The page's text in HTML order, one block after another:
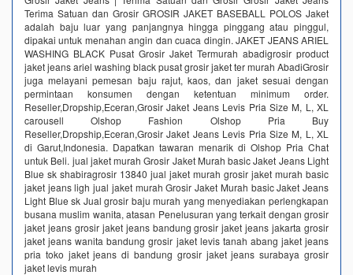
Terima Satuan dan Grosir GROSIR JAKET BASEBALL POLOS Jaket
adalah baju luar yang panjangnya hingga pinggang atau pinggul,
dipakai untuk menahan angin dan cuaca dingin. JAKET JEANS ARIEL
WASHING BLACK Pusat Grosir Jaket Termurah abadigrosir product
jaket jeans ariel washing black pusat grosir jaket ter murah AbadiGrosir
juga melayani pemesan baju rajut, kaos, dan jaket sesuai dengan
permintaan konsumen dengan ketentuan minimum order.
Reseller,Dropship,Eceran,Grosir Jaket Jeans Levis Pria Size M, L, XL
carousell Olshop Fashion Olshop Pria Buy
Reseller,Dropship,Eceran,Grosir Jaket Jeans Levis Pria Size M, L, XL
di Garut,Indonesia. Dapatkan tawaran menarik di Olshop Pria Chat
untuk Beli. jual jaket murah Grosir Jaket Murah basic Jaket Jeans Light
Blue sk shabiragrosir 13840 jual jaket murah grosir jaket murah basic
jaket jeans ligh jual jaket murah Grosir Jaket Murah basic Jaket Jeans
Light Blue sk Jual grosir baju murah yang menyediakan perlengkapan
busana muslim wanita, atasan Penelusuran yang terkait dengan grosir
jaket jeans grosir jaket jeans bandung grosir jaket jeans jakarta grosir
jaket jeans wanita bandung grosir jaket levis tanah abang jaket jeans
pria toko jaket jeans di bandung grosir jaket jeans surabaya grosir
jaket levis murah